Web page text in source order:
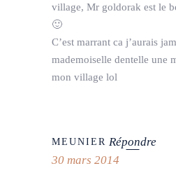
village, Mr goldorak est le
🙂
C’est marrant ca j’aurais
mademoiselle dentelle une
mon village lol
MEUNIER Répondre
30 mars 2014